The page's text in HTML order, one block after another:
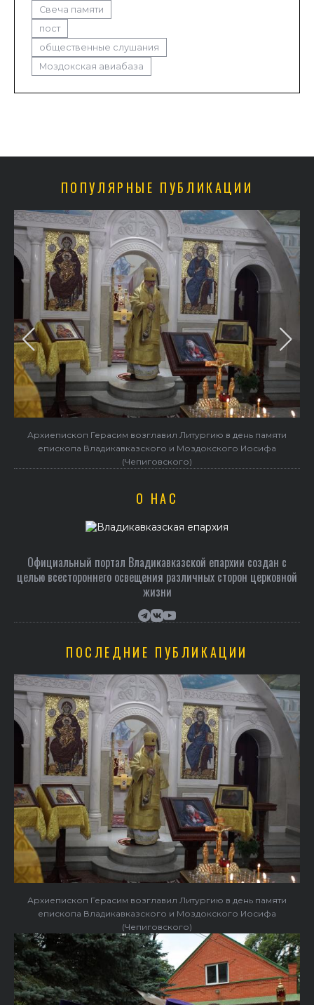
Свеча памяти
пост
общественные слушания
Моздокская авиабаза
ПОПУЛЯРНЫЕ ПУБЛИКАЦИИ
Архиепископ Герасим возглавил Литургию в день памяти
епископа Владикавказского и Моздокского Иосифа
(Чепиговского)
О НАС
Официальный портал Владикавказской епархии создан c
целью всестороннего освещения различных сторон церковной
жизни
ПОСЛЕДНИЕ ПУБЛИКАЦИИ
Архиепископ Герасим возглавил Литургию в день памяти
епископа Владикавказского и Моздокского Иосифа
(Чепиговского)